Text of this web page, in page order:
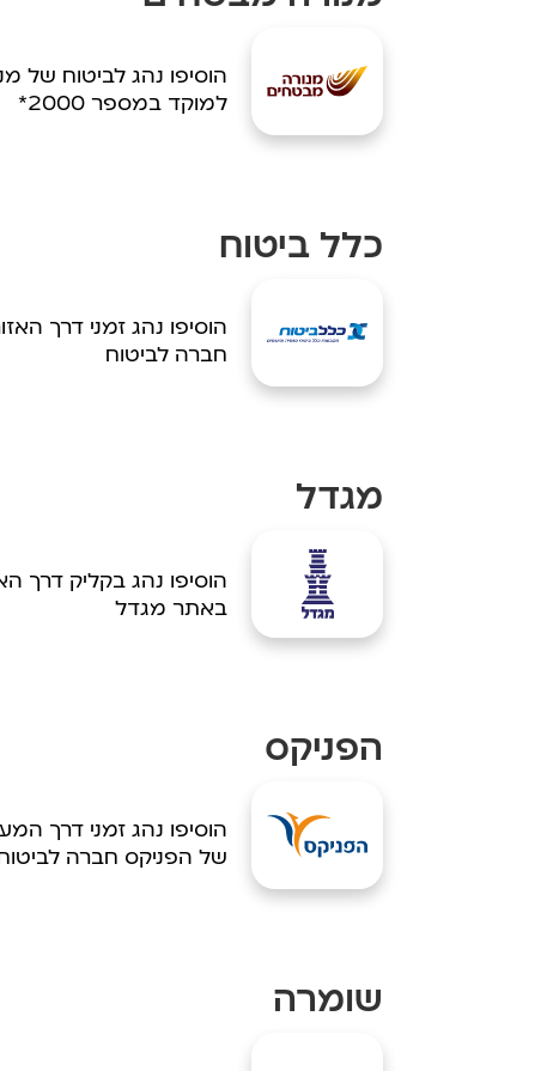
הוסיפו נהג לביטוח של
למוקד במספר 2000*
כלל ביטוח
הוסיפו נהג זמני דרך
חברה לביטוח
מגדל
הוסיפו נהג בקליק דרך
באתר מגדל
הפניקס
הוסיפו נהג זמני דרך
של הפניקס חברה
שומרה